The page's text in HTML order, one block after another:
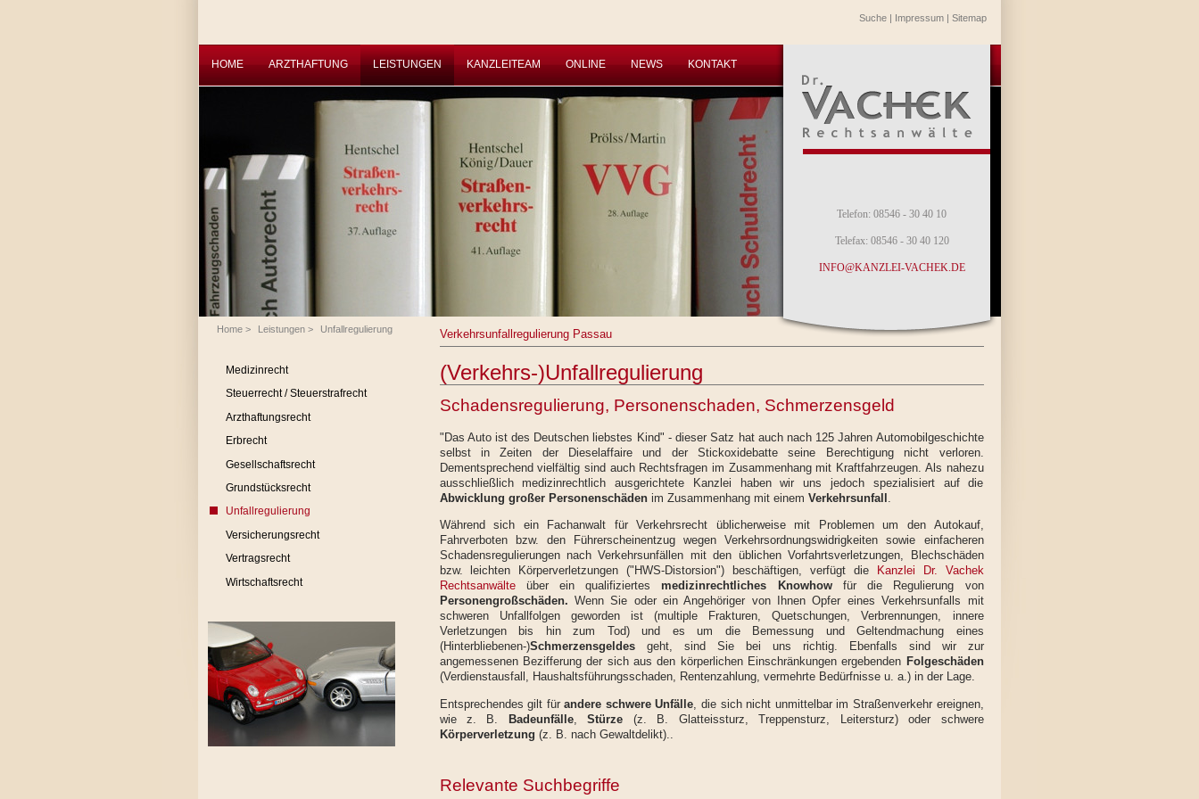
Suche| Impressum| Sitemap
HOME ARZTHAFTUNG LEISTUNGEN KANZLEITEAM ONLINE NEWS KONTAKT
Telefon: 08546 - 30 40 10
Telefax: 08546 - 30 40 120
INFO@KANZLEI-VACHEK.DE
Home> Leistungen> Unfallregulierung
Medizinrecht
Steuerrecht / Steuerstrafrecht
Arzthaftungsrecht
Erbrecht
Gesellschaftsrecht
Grundstücksrecht
Unfallregulierung
Versicherungsrecht
Vertragsrecht
Wirtschaftsrecht
Verkehrsunfallregulierung Passau
(Verkehrs-)Unfallregulierung
Schadensregulierung, Personenschaden, Schmerzensgeld
"Das Auto ist des Deutschen liebstes Kind" - dieser Satz hat auch nach 125 Jahren Automobilgeschichte
selbst in Zeiten der Dieselaffaire und der Stickoxidebatte seine Berechtigung nicht verloren.
Dementsprechend vielfältig sind auch Rechtsfragen im Zusammenhang mit Kraftfahrzeugen. Als nahezu
ausschließlich medizinrechtlich ausgerichtete Kanzlei haben wir uns jedoch spezialisiert auf die
Abwicklung großer Personenschädenim Zusammenhang mit einem Verkehrsunfall .
Während sich ein Fachanwalt für Verkehrsrecht üblicherweise mit Problemen um den Autokauf,
Fahrverboten bzw. den Führerscheinentzug wegen Verkehrsordnungswidrigkeiten sowie einfacheren
Schadensregulierungen nach Verkehrsunfällen mit den üblichen Vorfahrtsverletzungen, Blechschäden
bzw. leichten Körperverletzungen ("HWS-Distorsion") beschäftigen, verfügt die
Kanzlei Dr. Vachek
Rechtsanwälte über ein qualifiziertesmedizinrechtliches Knowhowfür die Regulierung von
Personengroßschäden. Wenn Sie oder ein Angehöriger von Ihnen Opfer eines Verkehrsunfalls mit
schweren Unfallfolgen geworden ist (multiple Frakturen, Quetschungen, Verbrennungen, innere
Verletzungen bis hin zum Tod) und es um die Bemessung und Geltendmachung eines
(Hinterbliebenen-)Schmerzensgeldes geht, sind Sie bei uns richtig. Ebenfalls sind wir zur
angemessenen Bezifferung der sich aus den körperlichen Einschränkungen ergebenden Folgeschäden
(Verdienstausfall, Haushaltsführungsschaden, Rentenzahlung, vermehrte Bedürfnisse u. a.) in der Lage.
Entsprechendes gilt fürandere schwere Unfälle , die sich nicht unmittelbar im Straßenverkehr ereignen,
wie z. B. Badeunfälle,Stürze (z. B. Glatteissturz, Treppensturz, Leitersturz) oder schwere
Körperverletzung (z. B. nach Gewaltdelikt)..
Relevante Suchbegriffe